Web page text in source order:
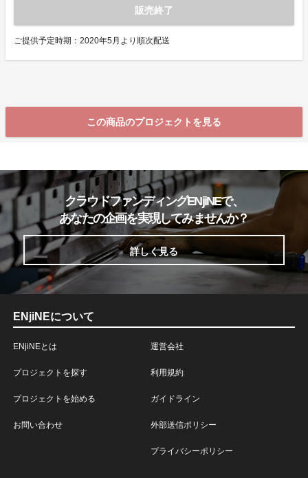
販売終了
ご提供予定時期：2020年5月より順次配送
この商品のプロジェクトを見る
クラウドファンディングENjiNEで、
あなたの企画を実現してみませんか？
詳しく見る
ENjiNEについて
ENjiNEとは
プロジェクトを探す
プロジェクトを始める
お問い合わせ
運営会社
利用規約
ガイドライン
外部送信ポリシー
プライバシーポリシー